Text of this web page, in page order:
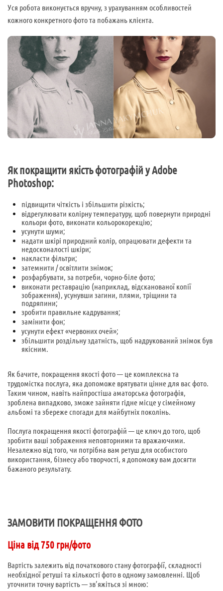
Уся робота виконується вручну, з урахуванням особливостей
кожного конкретного фото та побажань клієнта.
Як покращити якість фотографій у Adobe
Photoshop:
підвищити чіткість і збільшити різкість;
відрегулювати колірну температуру, щоб повернути природні
кольори фото, виконати кольорокорекцію;
усунути шуми;
надати шкірі природний колір, опрацювати дефекти та
недосконалості шкіри;
накласти фільтри;
затемнити / освітлити знімок;
розфарбувати, за потреби, чорно-біле фото;
виконати реставрацію (наприклад, відсканованої копії
зображення), усунувши загини, плями, тріщини та
подряпини;
зробити правильне кадрування;
замінити фон;
усунути ефект «червоних очей»;
збільшити роздільну здатність, щоб надрукований знімок був
якісним.
Як бачите, покращення якості фото — це комплексна та
трудомістка послуга, яка допоможе врятувати цінне для вас фото.
Таким чином, навіть найпростіша аматорська фотографія,
зроблена випадково, зможе зайняти гідне місце у сімейному
альбомі та збереже спогади для майбутніх поколінь.
Послуга покращення якості фотографій — це ключ до того, щоб
зробити ваші зображення неповторними та вражаючими.
Незалежно від того, чи потрібна вам ретуш для особистого
використання, бізнесу або творчості, я допоможу вам досягти
бажаного результату.
ЗАМОВИТИ ПОКРАЩЕННЯ ФОТО
Ціна від 750 грн/фото
Вартість залежить від початкового стану фотографії, складності
необхідної ретуші та кількості фото в одному замовленні. Щоб
уточнити точну вартість — зв’яжіться зі мною: